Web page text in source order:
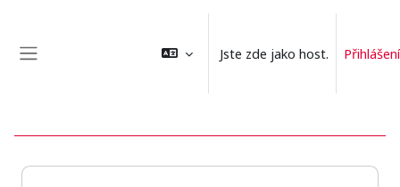
Jste zde jako host. Přihlášení